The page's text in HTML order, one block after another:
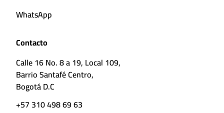
WhatsApp
Contacto
Calle 16 No. 8 a 19, Local 109,
Barrio Santafé Centro,
Bogotá D.C
+57 310 498 69 63